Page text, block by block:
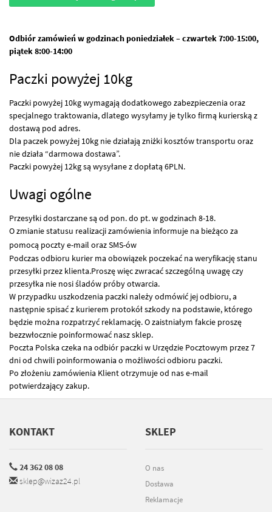
Odbiór zamówień w godzinach poniedziałek – czwartek 7:00-15:00,
piątek 8:00-14:00
Paczki powyżej 10kg
Paczki powyżej 10kg wymagają dodatkowego zabezpieczenia oraz
specjalnego traktowania, dlatego wysyłamy je tylko firmą kurierską z
dostawą pod adres.
Dla paczek powyżej 10kg nie działają zniżki kosztów transportu oraz
nie działa “darmowa dostawa”.
Paczki powyżej 12kg są wysyłane z dopłatą 6PLN.
Uwagi ogólne
Przesyłki dostarczane są od pon. do pt. w godzinach 8-18.
O zmianie statusu realizacji zamówienia informuje na bieżąco za
pomocą poczty e-mail orazSMS-ów
Podczas odbioru kurier ma obowiązek poczekać na weryfikację stanu
przesyłki przez klienta.Proszę więc zwracać szczególną uwagę czy
przesyłka nie nosi śladów próby otwarcia.
W przypadku uszkodzenia paczki należy odmówić jej odbioru, a
następnie spisać z kurierem protokół szkody na podstawie, którego
będzie można rozpatrzyć reklamację. O zaistniałym fakcie proszę
bezzwłocznie poinformować nasz sklep.
Poczta Polska czeka na odbiór paczki w Urzędzie Pocztowym przez 7
dni od chwili poinformowania o możliwości odbioru paczki.
Po złożeniu zamówienia Klient otrzymuje od nas e-mail
potwierdzający zakup.
KONTAKT
24 362 08 08
sklep@wizaz24.pl
SKLEP
O nas
Dostawa
Reklamacje